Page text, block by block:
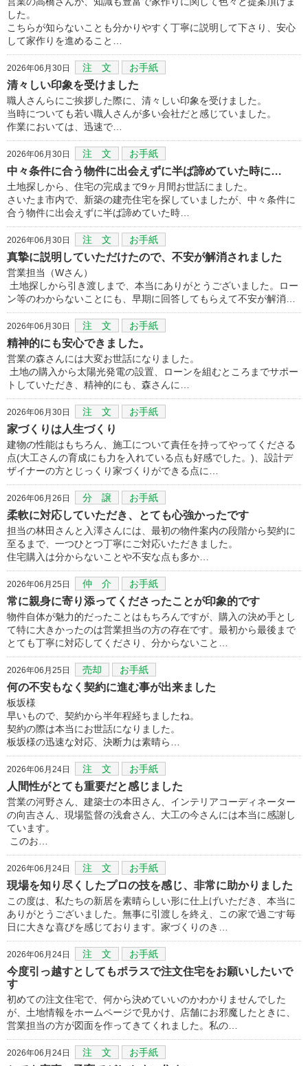
した。
こちらが知らないことも分かりやすく丁寧に説明して下さり、安心
して家作りを進めること…
2026年06月30日 注 文 お手紙
清々しい印象を受けました
職人さんらにご挨拶した際に、清々しい印象を受けました。
当時についても若い職人さんが多い会社だと感じていました。
作業においては、迅速で…
2026年06月30日 注 文 お手紙
中々条件に合う物件に出会えずに半ば諦めていた時に…
土地探しから、住宅の完成まで9ヶ月間お世話にました。
さいたま市内で、新築の建売住宅を探していましたが、中々条件に
合う物件に出会えずに半ば諦めていた時…
2026年06月30日 注 文 お手紙
真摯に説明していただけたので、不安が解消されました
営業担当（Wさん）
土地探しから引き渡しまで、本当にありがとうございました。ロー
ン等のわからないことにも、早期に回答してもらえて不安が解消…
2026年06月30日 注 文 お手紙
精神的にも安心できました。
営業の森さんには大変お世話になりました。
土地の購入から太陽光発電の設置、ローンを組むところまでサポー
トしていただき、精神的にも、森さんに…
2026年06月30日 注 文 お手紙
家づくりは人生づくり
建物の性能はもちろん、施工について責任を持ってやってくださる
点(大工さんの育成にも力を入れている点も好感でした。)、設計デ
ザイナーの方とじっくり家づくりができる点に…
2026年06月26日 分 譲 お手紙
柔軟に対応していただき、とても心強かったです
担当の林田さんと入澤さんには、最初の物件案内の段階から契約に
至るまで、一つひとつ丁寧にご対応いただきました。
住宅購入は分からないことや不安な点も多か…
2026年06月25日 仲 介 お手紙
常に親身に寄り添ってくださったことが印象的です
物件自体が魅力的だったことはもちろんですが、購入の決め手とし
て特に大きかったのは営業担当の方の存在です。最初から最後まで
とても丁寧に対応してくださり、分からないこと…
2026年06月25日 売却 お手紙
何の不安もなく契約に進む事が出来ました
板坂様
早いもので、契約から半年程経ちましたね。
契約の際は本当にお世話になりました。
板坂様の迅速な対応、決断力は素晴ら…
2026年06月24日 注 文 お手紙
人間性がとても重要だと感じました
営業の河野さん、建築士の本田さん、インテリアコーディネーター
の向吉さん、現場監督の浅倉さん、大工の今さんには本当に感謝し
ています。
このお…
2026年06月24日 注 文 お手紙
現場を知り尽くしたプロの技を感じ、非常に助かりました
この度は、私たちの新居を素晴らしい形に仕上げいただき、本当に
ありがとうございました。無事に引渡しを終え、この家で過ごす毎
日に大きな喜びを感じております。家づくりのき…
2026年06月24日 注 文 お手紙
今度引っ越すとしてもポラスで注文住宅をお願いしたいで
す
初めての注文住宅で、何から決めていいのかわかりませんでした
が、土地情報をホームページで見かけ、店舗にお邪魔したときに、
営業担当の方が図面を作ってきてくれました。私の…
2026年06月24日 注 文 お手紙